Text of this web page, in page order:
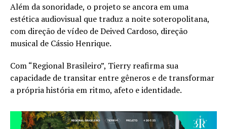
Além da sonoridade, o projeto se ancora em uma
estética audiovisual que traduz a noite soteropolitana,
com direção de vídeo de Deived Cardoso, direção
musical de Cássio Henrique.
Com “Regional Brasileiro”, Tierry reafirma sua
capacidade de transitar entre gêneros e de transformar
a própria história em ritmo, afeto e identidade.